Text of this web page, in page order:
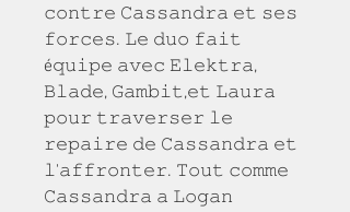
𝚌𝚘𝚗𝚝𝚛𝚎 𝙲𝚊𝚜𝚜𝚊𝚗𝚍𝚛𝚊 𝚎𝚝 𝚜𝚎𝚜
𝚏𝚘𝚛𝚌𝚎𝚜. 𝙻𝚎 𝚍𝚞𝚘 𝚏𝚊𝚒𝚝
é𝚚𝚞𝚒𝚙𝚎 𝚊𝚟𝚎𝚌 𝙴𝚕𝚎𝚔𝚝𝚛𝚊,
𝙱𝚕𝚊𝚍𝚎, 𝙶𝚊𝚖𝚋𝚒𝚝,𝚎𝚝 𝙻𝚊𝚞𝚛𝚊
𝚙𝚘𝚞𝚛 𝚝𝚛𝚊𝚟𝚎𝚛𝚜𝚎𝚛 𝚕𝚎
𝚛𝚎𝚙𝚊𝚒𝚛𝚎 𝚍𝚎 𝙲𝚊𝚜𝚜𝚊𝚗𝚍𝚛𝚊 𝚎𝚝
𝚕'𝚊𝚏𝚏𝚛𝚘𝚗𝚝𝚎𝚛. 𝚃𝚘𝚞𝚝 𝚌𝚘𝚖𝚖𝚎
𝙲𝚊𝚜𝚜𝚊𝚗𝚍𝚛𝚊 𝚊 𝙻𝚘𝚐𝚊𝚗